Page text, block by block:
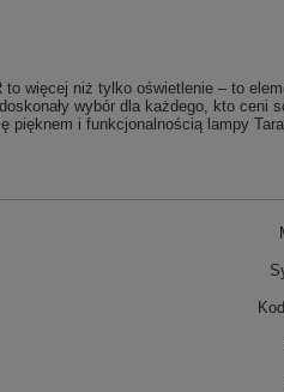
to więcej niż tylko oświetlenie – to
wybór dla każdego, kto
pięknem i funkcjonalnością lampy